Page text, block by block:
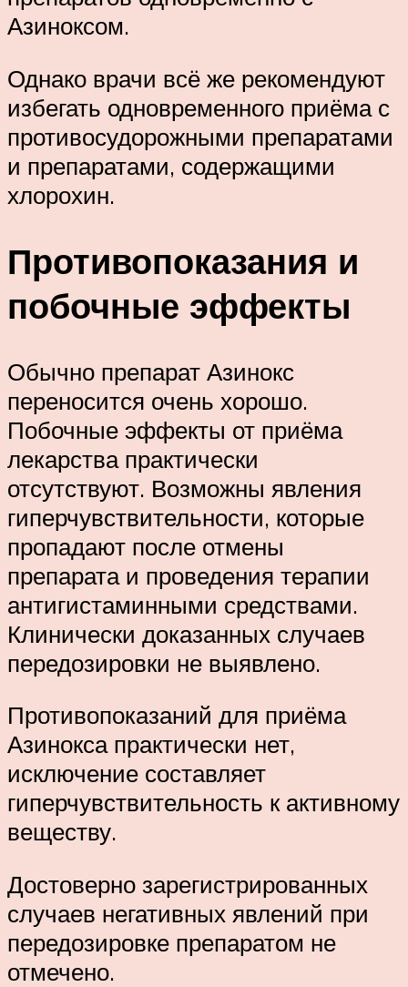
Азиноксом.
Однако врачи всё же рекомендуют
избегать одновременного приёма с
противосудорожными препаратами
и препаратами, содержащими
хлорохин.
Противопоказания и
побочные эффекты
Обычно препарат Азинокс
переносится очень хорошо.
Побочные эффекты от приёма
лекарства практически
отсутствуют. Возможны явления
гиперчувствительности, которые
пропадают после отмены
препарата и проведения терапии
антигистаминными средствами.
Клинически доказанных случаев
передозировки не выявлено.
Противопоказаний для приёма
Азинокса практически нет,
исключение составляет
гиперчувствительность к активному
веществу.
Достоверно зарегистрированных
случаев негативных явлений при
передозировке препаратом не
отмечено.